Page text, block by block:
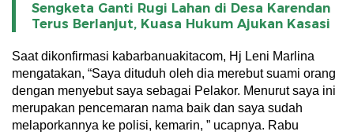
Sengketa Ganti Rugi Lahan di Desa Karendan
Terus Berlanjut, Kuasa Hukum Ajukan Kasasi
Saat dikonfirmasi kabarbanuakitacom, Hj Leni Marlina
mengatakan, “Saya dituduh oleh dia merebut suami orang
dengan menyebut saya sebagai Pelakor. Menurut saya ini
merupakan pencemaran nama baik dan saya sudah
melaporkannya ke polisi, kemarin, ” ucapnya. Rabu